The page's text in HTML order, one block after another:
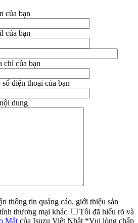
của bạn
của bạn
chỉ của bạn
điện thoại của bạn
dung
thông tin quảng cáo, giới thiệu sản
thương mại khác
Tôi đã hiểu rõ và
Mật của Isuzu Việt Nhật *Vui lòng chấp